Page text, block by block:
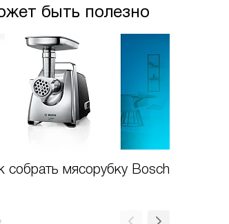
быть полезно
собрать мясорубку Bosch